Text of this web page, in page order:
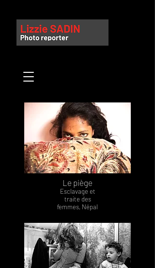
Le piège
Esclavage et
traite des
femmes, Népal